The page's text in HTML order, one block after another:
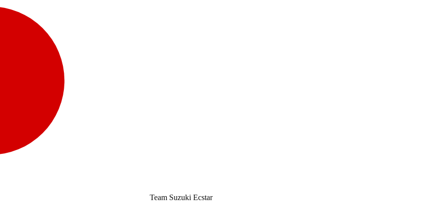
Team Suzuki Ecstar